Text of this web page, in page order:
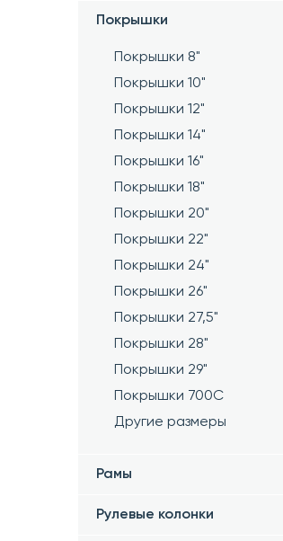
Покрышки
Покрышки 8"
Покрышки 10"
Покрышки 12"
Покрышки 14"
Покрышки 16"
Покрышки 18"
Покрышки 20"
Покрышки 22"
Покрышки 24"
Покрышки 26"
Покрышки 27,5"
Покрышки 28"
Покрышки 29"
Покрышки 700C
Другие размеры
Рамы
Рулевые колонки